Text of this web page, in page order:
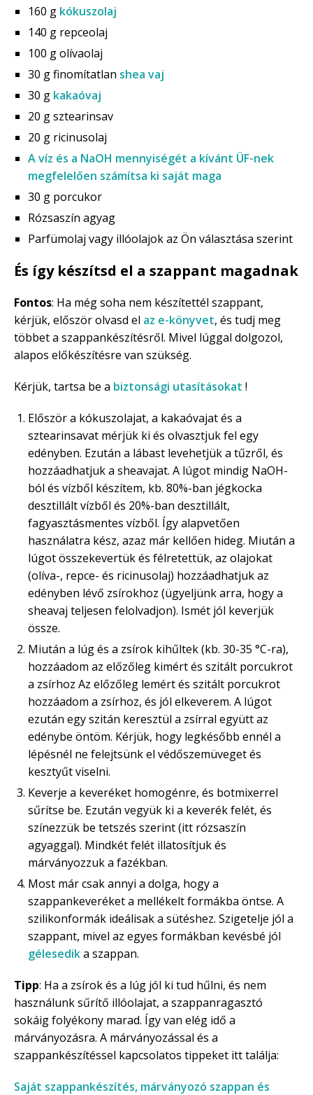
160 g kókuszolaj
140 g repceolaj
100 g olívaolaj
30 g finomítatlan shea vaj
30 g kakaóvaj
20 g sztearinsav
20 g ricinusolaj
A víz és a NaOH mennyiségét a kívánt ÜF-nek
megfelelően számítsa ki saját maga
30 g porcukor
Rózsaszín agyag
Parfümolaj vagy illóolajok az Ön választása szerint
És így készítsd el a szappant magadnak
Fontos: Ha még soha nem készítettél szappant,
kérjük, először olvasd el az e-könyvet, és tudj meg
többet a szappankészítésről. Mivel lúggal dolgozol,
alapos előkészítésre van szükség.
Kérjük, tartsa be a biztonsági utasításokat !
Először a kókuszolajat, a kakaóvajat és a
sztearinsavat mérjük ki és olvasztjuk fel egy
edényben. Ezután a lábast levehetjük a tűzről, és
hozzáadhatjuk a sheavajat. A lúgot mindig NaOH-
ból és vízből készítem, kb. 80%-ban jégkocka
desztillált vízből és 20%-ban desztillált,
fagyasztásmentes vízből. Így alapvetően
használatra kész, azaz már kellően hideg. Miután a
lúgot összekevertük és félretettük, az olajokat
(olíva-, repce- és ricinusolaj) hozzáadhatjuk az
edényben lévő zsírokhoz (ügyeljünk arra, hogy a
sheavaj teljesen felolvadjon). Ismét jól keverjük
össze.
Miután a lúg és a zsírok kihűltek (kb. 30-35 °C-ra),
hozzáadom az előzőleg kimért és szitált porcukrot
a zsírhoz Az előzőleg lemért és szitált porcukrot
hozzáadom a zsírhoz, és jól elkeverem. A lúgot
ezután egy szitán keresztül a zsírral együtt az
edénybe öntöm. Kérjük, hogy legkésőbb ennél a
lépésnél ne felejtsünk el védőszemüveget és
kesztyűt viselni.
Keverje a keveréket homogénre, és botmixerrel
sűrítse be. Ezután vegyük ki a keverék felét, és
színezzük be tetszés szerint (itt rózsaszín
agyaggal). Mindkét felét illatosítjuk és
márványozzuk a fazékban.
Most már csak annyi a dolga, hogy a
szappankeveréket a mellékelt formákba öntse. A
szilikonformák ideálisak a sütéshez. Szigetelje jól a
szappant, mivel az egyes formákban kevésbé jól
gélesedika szappan.
Tipp: Ha a zsírok és a lúg jól ki tud hűlni, és nem
használunk sűrítő illóolajat, a szappanragasztó
sokáig folyékony marad. Így van elég idő a
márványozásra. A márványozással és a
szappankészítéssel kapcsolatos tippeket itt találja:
Saját szappankészítés, márványozó szappan és